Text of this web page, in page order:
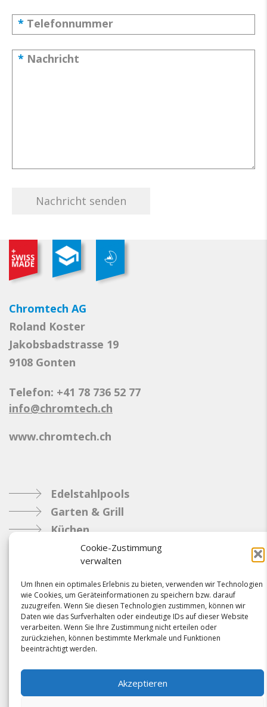
Cookie-Zustimmung
verwalten
Um Ihnen ein optimales Erlebnis zu bieten, verwenden wir Technologien
wie Cookies, um Geräteinformationen zu speichern bzw. darauf
zuzugreifen. Wenn Sie diesen Technologien zustimmen, können wir
Daten wie das Surfverhalten oder eindeutige IDs auf dieser Website
verarbeiten. Wenn Sie Ihre Zustimmung nicht erteilen oder
zurückziehen, können bestimmte Merkmale und Funktionen
beeinträchtigt werden.
Akzeptieren
Telefonnummer
*
Nachricht
*
Chromtech AG
Roland Koster
Jakobsbadstrasse 19
9108 Gonten
Telefon: +41 78 736 52 77
info@chromtech.ch
www.chromtech.ch
Edelstahlpools
Garten & Grill
Küchen
Metallbau
Industrie
Referenzen
News
Samacostyle.ch
Impressum
Kontakt
AGBs & Verbindlichkeiten